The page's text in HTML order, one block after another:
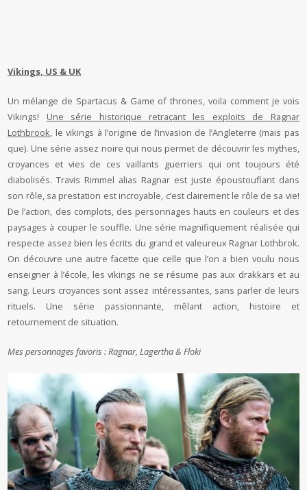
Vikings, US & UK
Un mélange de Spartacus & Game of thrones, voila comment je vois
Vikings! Une série historique retraçant les exploits de Ragnar
Lothbrook, le vikings à l’origine de l’invasion de l’Angleterre (mais pas
que). Une série assez noire qui nous permet de découvrir les mythes,
croyances et vies de ces vaillants guerriers qui ont toujours été
diabolisés. Travis Rimmel alias Ragnar est juste époustouflant dans
son rôle, sa prestation est incroyable, c’est clairement le rôle de sa vie!
De l’action, des complots, des personnages hauts en couleurs et des
paysages à couper le souffle. Une série magnifiquement réalisée qui
respecte assez bien les écrits du grand et valeureux Ragnar Lothbrok.
On découvre une autre facette que celle que l’on a bien voulu nous
enseigner à l’école, les vikings ne se résume pas aux drakkars et au
sang. Leurs croyances sont assez intéressantes, sans parler de leurs
rituels. Une série passionnante, mêlant action, histoire et
retournement de situation.
Mes personnages favoris : Ragnar, Lagertha & Floki